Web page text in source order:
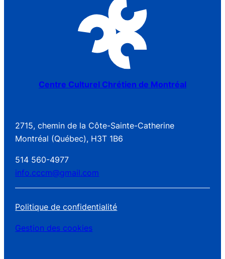
Centre Culturel Chrétien de Montréal
2715, chemin de la Côte-Sainte-Catherine
Montréal (Québec), H3T 1B6
514 560-4977
info.cccm@gmail.com
Politique de confidentialité
Gestion des cookies